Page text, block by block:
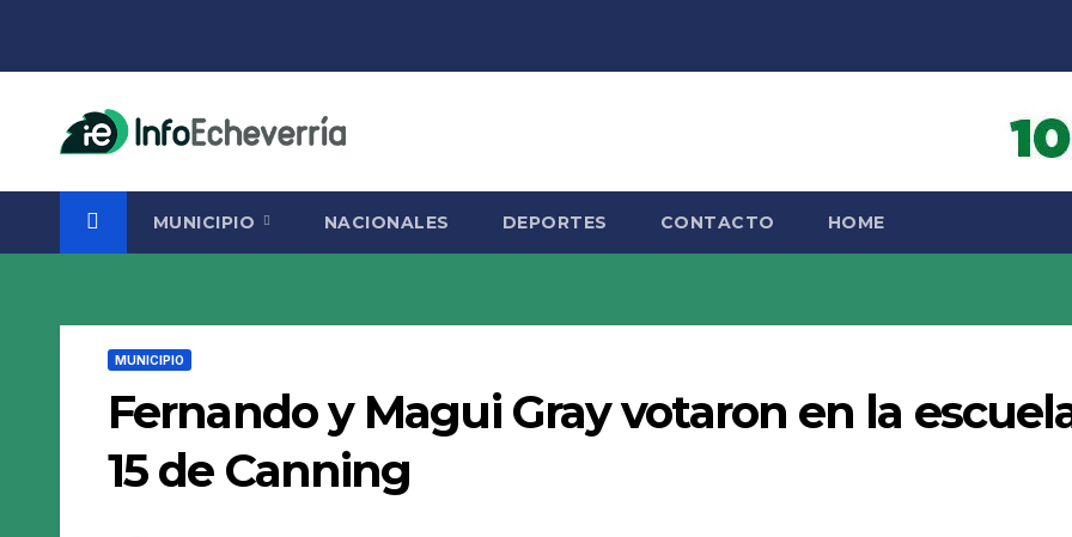
MUNICIPIO NACIONALES DEPORTES CONTACTO HOME
MUNICIPIO
Fernando y Magui Gray votaron en la
15 de Canning